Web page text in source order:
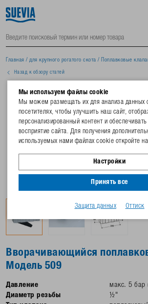
Главная / для крупного рогатого скота / Поплавковые
Назад к обзору статей
Вворачивающийся
Модель 509
Давление
макс. 5 бар
Диаметр резьбы
½"
Мы используем файлы cookie
Мы можем размещать их для анализа данных
посетителях, чтобы улучшить наш сайт,
персонализированный контент и
восприятие сайта. Для получения
используемых нами файлах cookie откройте
Настройки
Принять все
Защита данных Оттиск